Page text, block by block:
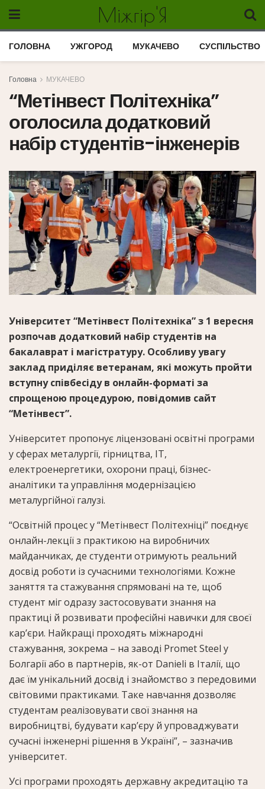
Міжгір'Я
ГОЛОВНА УЖГОРОД МУКАЧЕВО СУСПІЛЬСТВО
Головна МУКАЧЕВО
“Метінвест Політехніка”
оголосила додатковий
набір студентів-інженерів
Університет “Метінвест Політехніка” з 1 вересня
розпочав додатковий набір студентів на
бакалаврат і магістратуру. Особливу увагу
заклад приділяє ветеранам, які можуть пройти
вступну співбесіду в онлайн-форматі за
спрощеною процедурою, повідомив сайт
“Метінвест”.
Університет пропонує ліцензовані освітні програми
у сферах металургії, гірництва, ІТ,
електроенергетики, охорони праці, бізнес-
аналітики та управління модернізацією
металургійної галузі.
“Освітній процес у “Метінвест Політехніці” поєднує
онлайн-лекції з практикою на виробничих
майданчиках, де студенти отримують реальний
досвід роботи із сучасними технологіями. Кожне
заняття та стажування спрямовані на те, щоб
студент міг одразу застосовувати знання на
практиці й розвивати професійні навички для своєї
кар’єри. Найкращі проходять міжнародні
стажування, зокрема – на заводі Promet Steel у
Болгарії або в партнерів, як-от Danieli в Італії, що
дає їм унікальний досвід і знайомство з передовими
світовими практиками. Таке навчання дозволяє
студентам реалізовувати свої знання на
виробництві, будувати кар’єру й упроваджувати
сучасні інженерні рішення в Україні”, – зазначив
університет.
Усі програми проходять державну акредитацію та